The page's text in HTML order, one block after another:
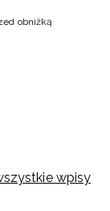
obniżką
wpisy